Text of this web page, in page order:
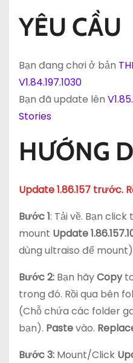
YÊU CẦU
Bạn đang chơi ở bản
V1.84.197.1030
Bạn đã update lên
Stories
HƯỚNG
Update 1.86.157 trước.
Bước 1: Tải về. Bạn
mount Update
dùng ultraiso để
Bước 2: Bạn hãyCopy
trong đó. Rồi qua bên
(Chỗ chứa các folder
bạn). Pastevào.
Bước 3: Mount/Click